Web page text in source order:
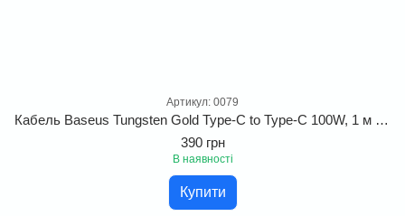
Артикул: 0079
Кабель Baseus Tungsten Gold Type-C to Type-C 100W, 1 м — швидка зарядка та синхронізація
390 грн
В наявності
Купити